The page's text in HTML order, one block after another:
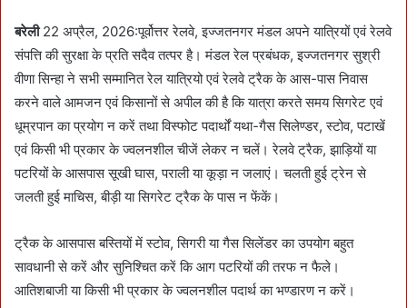
बरेली22 अप्रैल, 2026:पूर्वोत्तर रेलवे, इज्जतनगर मंडल अपने यात्रियों एवं रेलवे
संपत्ति की सुरक्षा के प्रति सदैव तत्पर है। मंडल रेल प्रबंधक, इज्जतनगर सुश्री
वीणा सिन्हा ने सभी सम्मानित रेल यात्रियो एवं रेलवे ट्रैक के आस-पास निवास
करने वाले आमजन एवं किसानों से अपील की है कि यात्रा करते समय सिगरेट एवं
धूम्रपान का प्रयोग न करें तथा विस्फोट पदार्थों यथा-गैस सिलेण्डर, स्टोव, पटाखें
एवं किसी भी प्रकार के ज्वलनशील चीजें लेकर न चलें। रेलवे ट्रैक, झाड़ियों या
पटरियों के आसपास सूखी घास, पराली या कूड़ा न जलाएं। चलती हुई ट्रेन से
जलती हुई माचिस, बीड़ी या सिगरेट ट्रैक के पास न फेंकें।
ट्रैक के आसपास बस्तियों में स्टोव, सिगरी या गैस सिलेंडर का उपयोग बहुत
सावधानी से करें और सुनिश्चित करें कि आग पटरियों की तरफ न फैले।
आतिशबाजी या किसी भी प्रकार के ज्वलनशील पदार्थ का भण्डारण न करें।